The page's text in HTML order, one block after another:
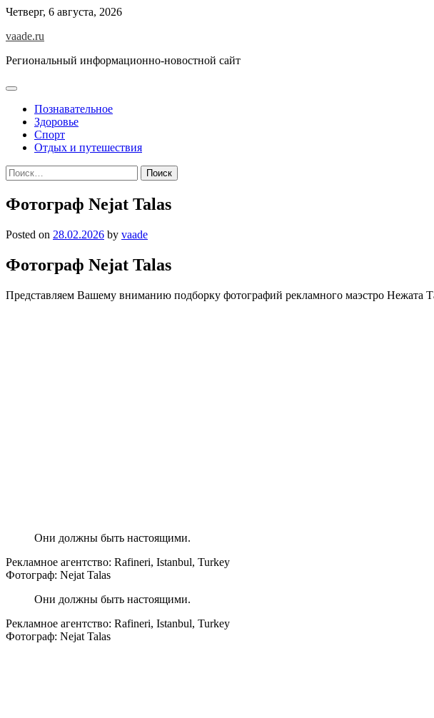
Skip
content
Четверг, 6 августа, 2026
vaade.ru
Региональный информационно-новостной сайт
Познавательное
Здоровье
Спорт
Отдых и путешествия
Найти:
Фотограф Nejat Talas
Posted on 28.02.2026 by vaade
Фотограф Nejat Talas
Представляем Вашему вниманию подборку фотографий рекламного маэстро Нежата
Они должны быть настоящими.
Рекламное агентство: Rafineri, Istanbul, Turkey
Фотограф: Nejat Talas
Они должны быть настоящими.
Рекламное агентство: Rafineri, Istanbul, Turkey
Фотограф: Nejat Talas